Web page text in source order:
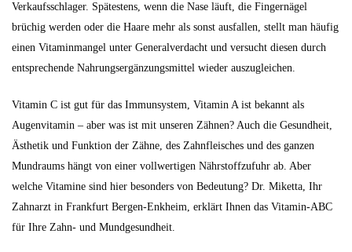
Verkaufsschlager. Spätestens, wenn die Nase läuft, die Fingernägel
brüchig werden oder die Haare mehr als sonst ausfallen, stellt man häufig
einen Vitaminmangel unter Generalverdacht und versucht diesen durch
entsprechende Nahrungsergänzungsmittel wieder auszugleichen.
Vitamin C ist gut für das Immunsystem, Vitamin A ist bekannt als
Augenvitamin – aber was ist mit unseren Zähnen? Auch die Gesundheit,
Ästhetik und Funktion der Zähne, des Zahnfleisches und des ganzen
Mundraums hängt von einer vollwertigen Nährstoffzufuhr ab. Aber
welche Vitamine sind hier besonders von Bedeutung? Dr. Miketta, Ihr
Zahnarzt in Frankfurt Bergen-Enkheim, erklärt Ihnen das Vitamin-ABC
für Ihre Zahn- und Mundgesundheit.